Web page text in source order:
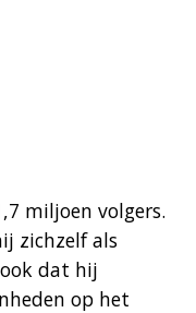
miljoen volgers.
zichzelf als
dat hij
op het